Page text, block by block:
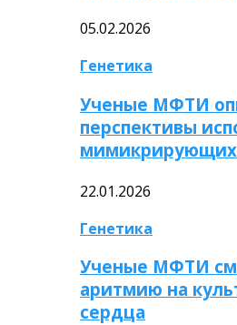
05.02.2026
Генетика
Ученые МФТИ
перспективы
22.01.2026
Генетика
Ученые МФТИ
аритмию на
сердца